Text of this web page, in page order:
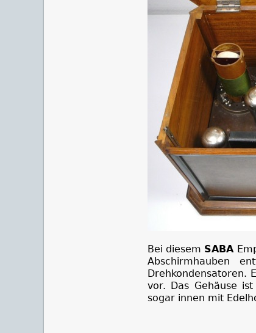
Bei diesem SABA
Abschirmhauben
Drehkondensatoren.
vor. Das Gehäuse
sogar innen mit